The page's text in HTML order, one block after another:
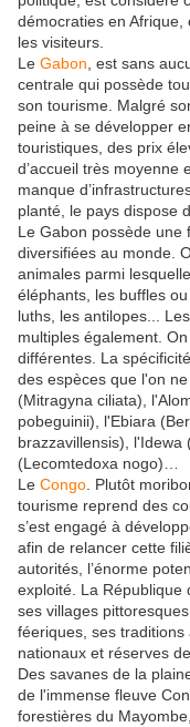
démocraties en
les visiteurs.
Le Gabon , est sans
centrale qui possède
son tourisme. Malgré
peine à se développer
touristiques, des prix
d’accueil très moyenne
manque
planté, le pays dispose
Le Gabon possède une
diversifiées au monde.
animales parmi
éléphants, les buffles
luths, les antilopes...
multiples également.
différentes. La
des espèces que l'on
(Mitragyna ciliata),
pobeguinii), l'Ebiara
brazzavillensis), l'Idewa
(Lecomtedoxa nogo)…
Le Congo . Plutôt
tourisme reprend des
s’est engagé à
afin de relancer cette
autorités, l’énorme
exploité. La République
ses villages
féeriques, ses
nationaux et réserves
Des savanes de la
de l'immense fleuve
forestières du